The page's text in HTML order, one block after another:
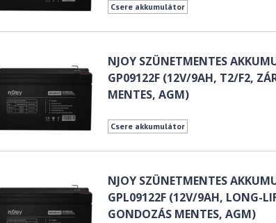
Csere akkumulátor
NJOY SZÜNETMENTES
GP09122F (12V/9AH, T2/F2,
MENTES, AGM)
Csere akkumulátor
NJOY SZÜNETMENTES
GPL09122F (12V/9AH, LONG-
GONDOZÁS MENTES, AGM)